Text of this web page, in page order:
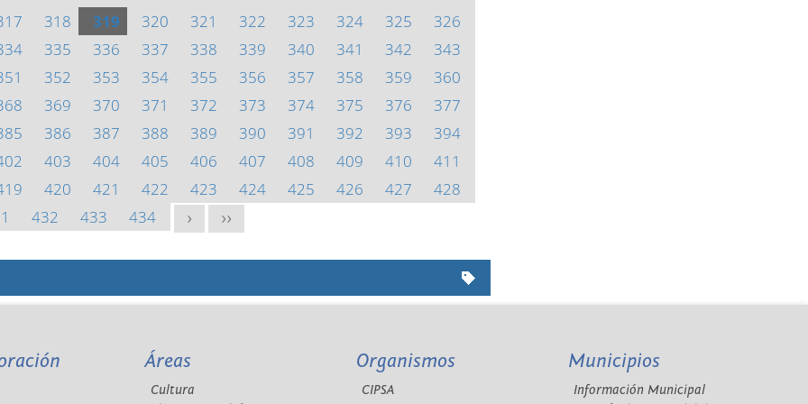
318 319 320 321 322 323 324 325
326
335 336 337 338 339 340 341 342
343
352 353 354 355 356 357 358 359
360
369 370 371 372 373 374 375 376
377
386 387 388 389 390 391 392 393
394
403 404 405 406 407 408 409 410
411
420 421 422 423 424 425 426 427
428
432 433 434 > >>
Áreas
Cultura
Organismos
CIPSA
Municipios
Información Municipal